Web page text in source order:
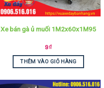
Xe bán gà ủ muối 1M2x60x1M95
9₫
THÊM VÀO GIỎ HÀNG